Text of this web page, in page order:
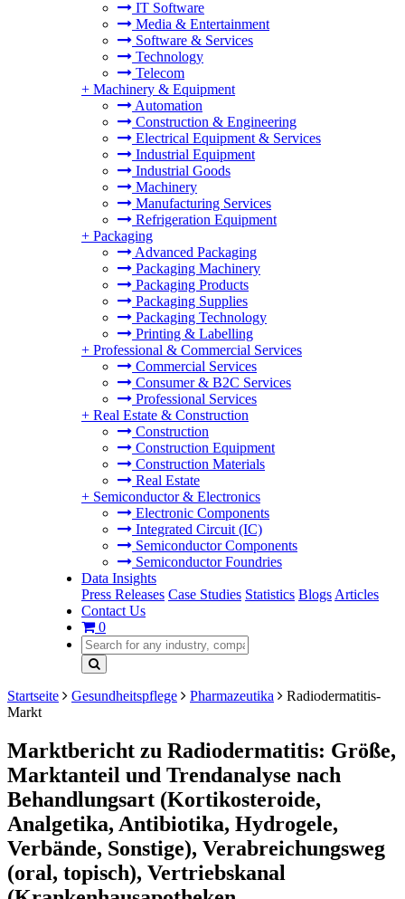
IT Software
Media & Entertainment
Software & Services
Technology
Telecom
+ Machinery & Equipment
Automation
Construction & Engineering
Electrical Equipment & Services
Industrial Equipment
Industrial Goods
Machinery
Manufacturing Services
Refrigeration Equipment
+ Packaging
Advanced Packaging
Packaging Machinery
Packaging Products
Packaging Supplies
Packaging Technology
Printing & Labelling
+ Professional & Commercial Services
Commercial Services
Consumer & B2C Services
Professional Services
+ Real Estate & Construction
Construction
Construction Equipment
Construction Materials
Real Estate
+ Semiconductor & Electronics
Electronic Components
Integrated Circuit (IC)
Semiconductor Components
Semiconductor Foundries
Data Insights
Press Releases Case Studies Statistics Blogs Articles
Contact Us
0
Startseite Gesundheitspflege Pharmazeutika
Radiodermatitis-
Markt
Marktbericht zu Radiodermatitis: Größe,
Marktanteil und Trendanalyse nach
Behandlungsart (Kortikosteroide,
Analgetika, Antibiotika, Hydrogele,
Verbände, Sonstige), Verabreichungsweg
(oral, topisch), Vertriebskanal